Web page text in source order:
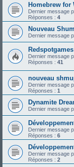
Homebrew for
Dernier message
Réponses : 4
Nouveau
Dernier message
Dernier message
Réponses : 41
nouveau
Dernier message
Réponses : 1
Dynamite
Dernier message
Dernier message
Réponses : 6
Dernier message
Réponses : 2